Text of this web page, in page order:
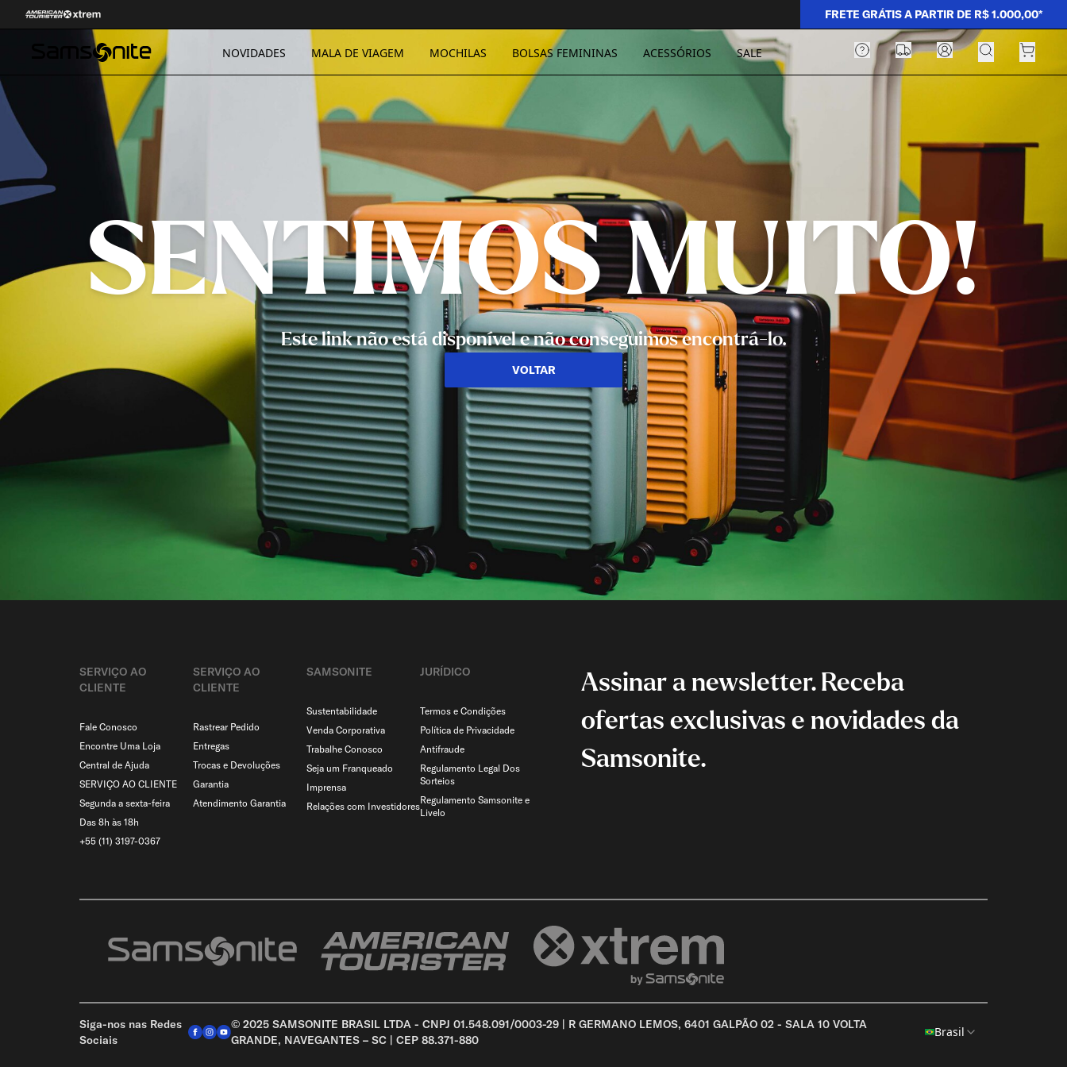
FRETE GRÁTIS A PARTIR DE R$ 1.000,00*
NOVIDADES MALA DE VIAGEM MOCHILAS BOLSAS FEMININAS ACESSÓRIOS SALE
SENTIMOS MUITO!
Este link não está disponível e não conseguimos encontrá-lo.
VOLTAR
SERVIÇO AO
CLIENTE​
Fale Conosco
Encontre Uma Loja
Central de Ajuda
SERVIÇO AO CLIENTE
Segunda a sexta-feira
Das 8h às 18h
+55 (11) 3197-0367
SERVIÇO AO
CLIENTE​
Rastrear Pedido
Entregas
Trocas e Devoluções
Garantia
Atendimento Garantia
SAMSONITE
Sustentabilidade
Venda Corporativa
Trabalhe Conosco
Seja um Franqueado
Imprensa
Relações com Investidores
JURÍDICO
Termos e Condições
Política de Privacidade
Antifraude
Regulamento Legal Dos
Sorteios
Regulamento Samsonite e
Livelo
Assinar a newsletter. Receba
ofertas exclusivas e novidades da
Samsonite.
Siga-nos nas Redes
Sociais
© 2025 SAMSONITE BRASIL LTDA - CNPJ 01.548.091/0003-29 | R GERMANO LEMOS, 6401 GALPÃO 02 - SALA 10 VOLTA
GRANDE, NAVEGANTES – SC | CEP 88.371-880
Brasil